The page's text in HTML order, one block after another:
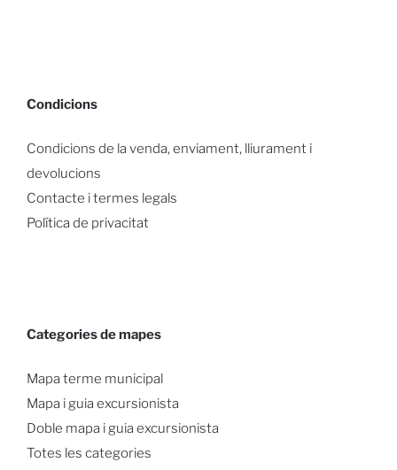
Condicions
Condicions de la venda, enviament, lliurament i
devolucions
Contacte i termes legals
Política de privacitat
Categories de mapes
Mapa terme municipal
Mapa i guia excursionista
Doble mapa i guia excursionista
Totes les categories